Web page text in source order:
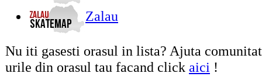
Zalau
Nu iti gasesti orasul in lista? Ajuta
urile din orasul tau facand click aici !